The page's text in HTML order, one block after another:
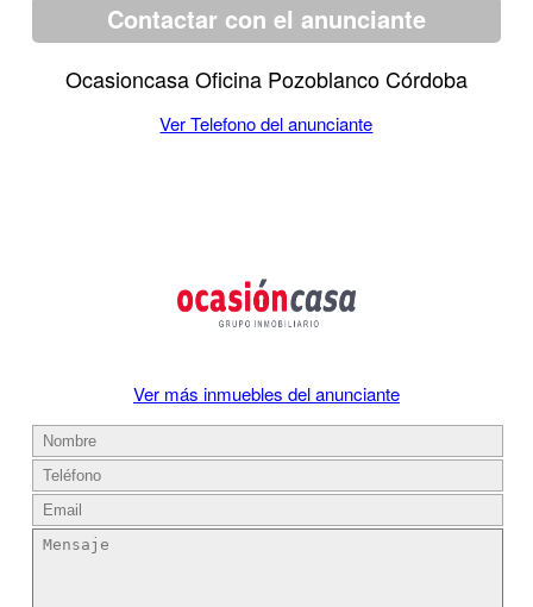
Contactar con el anunciante
Ocasioncasa Oficina Pozoblanco Córdoba
Ver Telefono del anunciante
Ver más inmuebles del anunciante